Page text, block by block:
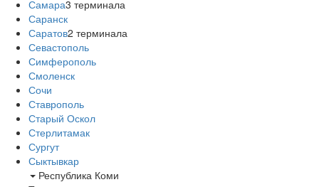
Самара3 терминала
Саранск
Саратов2 терминала
Севастополь
Симферополь
Смоленск
Сочи
Ставрополь
Старый Оскол
Стерлитамак
Сургут
Сыктывкар
Республика Коми